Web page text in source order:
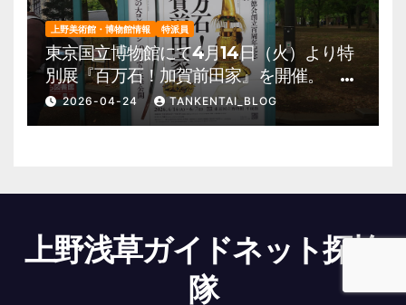
上野美術館・博物館情報 特派員
東京国立博物館にて4月14日（火）より特
別展『百万石！加賀前田家』を開催。 上
野公園 美術館・博物館 混雑情報他
2026-04-24 TANKENTAI_BLOG
上野浅草ガイドネット探検
隊